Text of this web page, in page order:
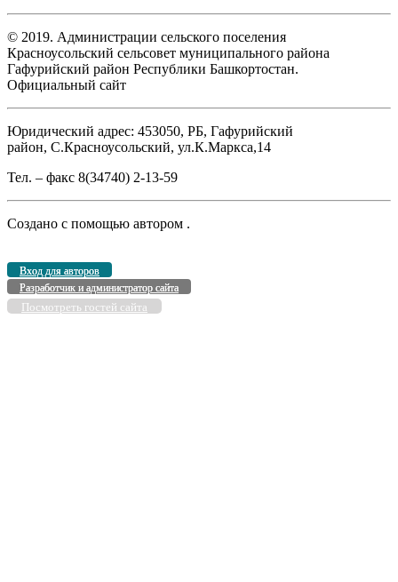
© 2019. Администрации сельского поселения
Красноусольский сельсовет муниципального района
Гафурийский район Республики Башкортостан.
Официальный сайт
Юридический адрес: 453050, РБ, Гафурийский
район, С.Красноусольский, ул.К.Маркса,14
Тел. – факс 8(34740) 2-13-59
Создано с помощью автором .
Вход для авторов
Разработчик и администратор сайта
Посмотреть гостей сайта